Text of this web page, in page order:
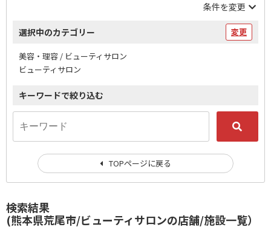
検索結果
(熊本県荒尾市/ビューティサロンの店舗/施設一覧）
条件を変更
選択中のカテゴリー 変更
美容・理容 / ビューティサロン
ビューティサロン
キーワードで絞り込む
TOPページに戻る